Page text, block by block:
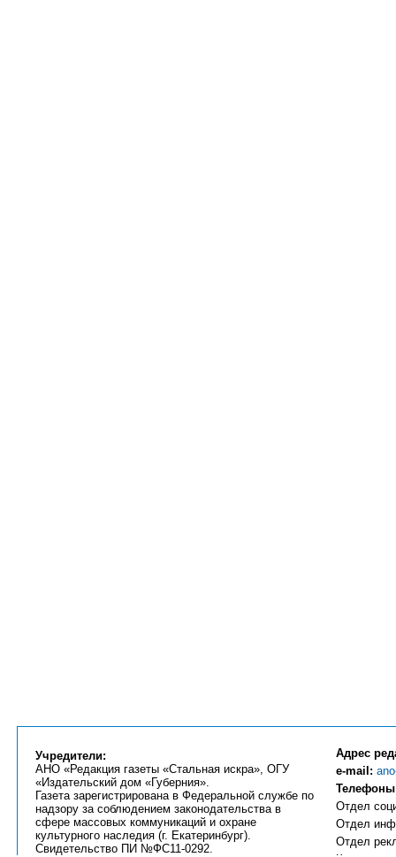
Учредители:
АНО «Редакция газеты «Стальная искра», ОГУ
«Издательский дом «Губерния».
Газета зарегистрирована в Федеральной службе по
надзору за соблюдением законодательства в
сфере массовых коммуникаций и охране
культурного наследия (г. Екатеринбург).
Свидетельство ПИ №ФС11-0292.
Адрес
e-mail:
Отдел
Отдел
Отдел